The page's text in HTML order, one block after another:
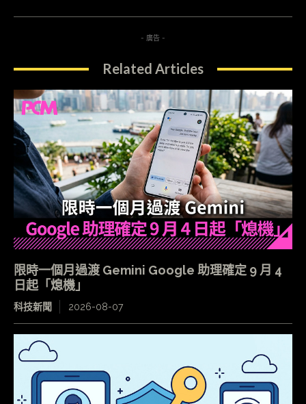
- 廣告 -
Related Articles
限時一個月過渡 Gemini Google 助理確定 9 月 4
日起「熄機」
科技新聞 2026-08-07